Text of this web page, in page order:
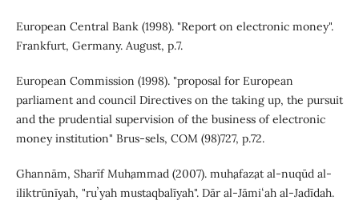
European Central Bank (1998). "Report on electronic money".
Frankfurt, Germany. August, p.7.
European Commission (1998). "proposal for European
parliament and council Directives on the taking up, the pursuit
and the prudential supervision of the business of electronic
money institution" Brus-sels, COM (98)727, p.72.
Ghannām, Sharīf Muḥammad (2007). muḥafaẓat al-nuqūd al-
iliktrūnīyah, "ruʼyah mustaqbalīyah". Dār al-Jāmiʻah al-Jadīdah.